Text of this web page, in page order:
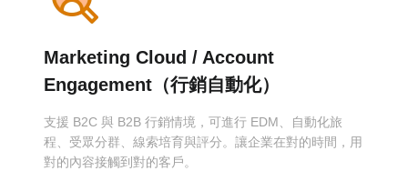
Marketing Cloud / Account
Engagement（行銷自動化）
支援 B2C 與 B2B 行銷情境，可進行 EDM、自動化旅
程、受眾分群、線索培育與評分。讓企業在對的時間，用
對的內容接觸到對的客戶。